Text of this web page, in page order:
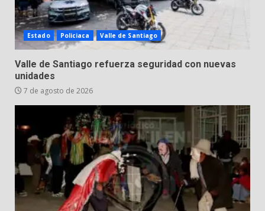
7
Valle de Santiago despide a
José Antonio Villanueva
Cárdenas, “El Puma”
3 de agosto de 2026
Estado Policiaca Valle de Santiago
Valle de Santiago refuerza seguridad con nuevas
unidades
7 de agosto de 2026